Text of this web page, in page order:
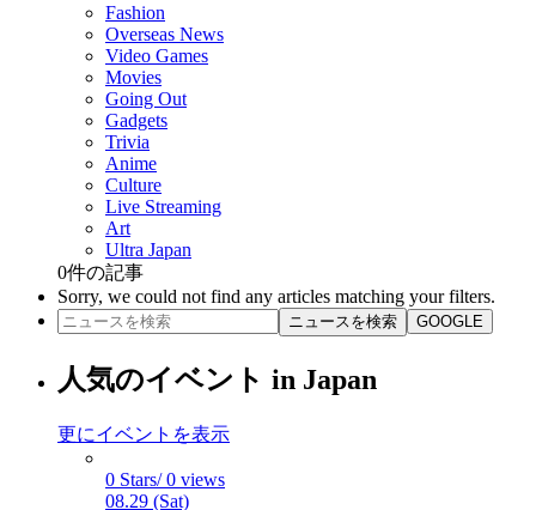
Fashion
Overseas News
Video Games
Movies
Going Out
Gadgets
Trivia
Anime
Culture
Live Streaming
Art
Ultra Japan
0件の記事
Sorry, we could not find any articles matching your filters.
ニュースを検索 GOOGLE
人気のイベント in Japan
更にイベントを表示
0 Stars/ 0 views
08.29 (Sat)